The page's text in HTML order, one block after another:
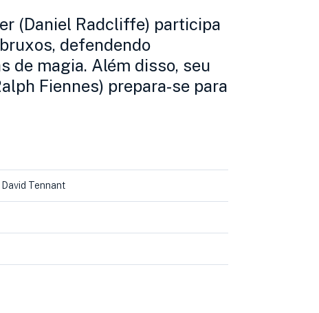
(Daniel Radcliffe) participa
defendendo
de magia. Além disso, seu
Fiennes) prepara-se para
Tennant